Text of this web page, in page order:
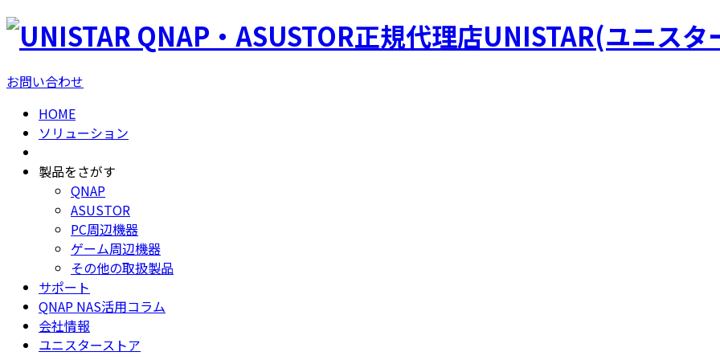
QNAP・ASUSTOR正規代理店UNISTAR(ユニスタ
お問い合わせ
HOME
ソリューション
製品をさがす
QNAP
ASUSTOR
PC周辺機器
ゲーム周辺機器
その他の取扱製品
サポート
QNAP NAS活用コラム
会社情報
ユニスターストア